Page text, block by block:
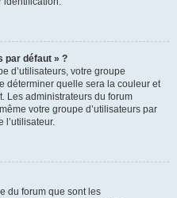
par défaut » ?
d’utilisateurs, votre groupe
déterminer quelle sera la couleur et
Les administrateurs du forum
votre groupe d’utilisateurs par
l’utilisateur.
du forum que sont les